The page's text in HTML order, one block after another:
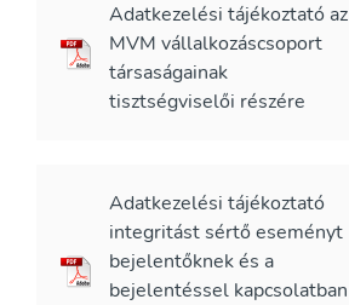
Adatkezelési tájékoztató az
MVM vállalkozáscsoport
társaságainak
tisztségviselői részére
Adatkezelési tájékoztató
integritást sértő eseményt
bejelentőknek és a
bejelentéssel kapcsolatban